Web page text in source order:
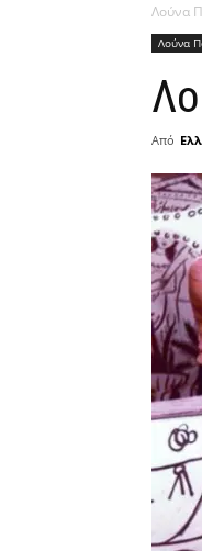
Λούνα
Λούνα
Από